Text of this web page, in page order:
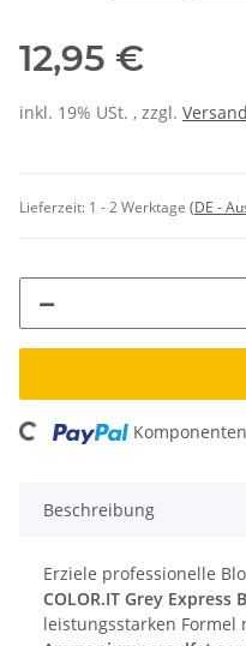
12,95 €
inkl. 19% USt. , zzgl. Versand
Lieferzeit: 1 - 2 Werktage (DE -
Loading...
Beschreibung
Erziele professionelle
COLOR.IT Grey Express
leistungsstarken Formel